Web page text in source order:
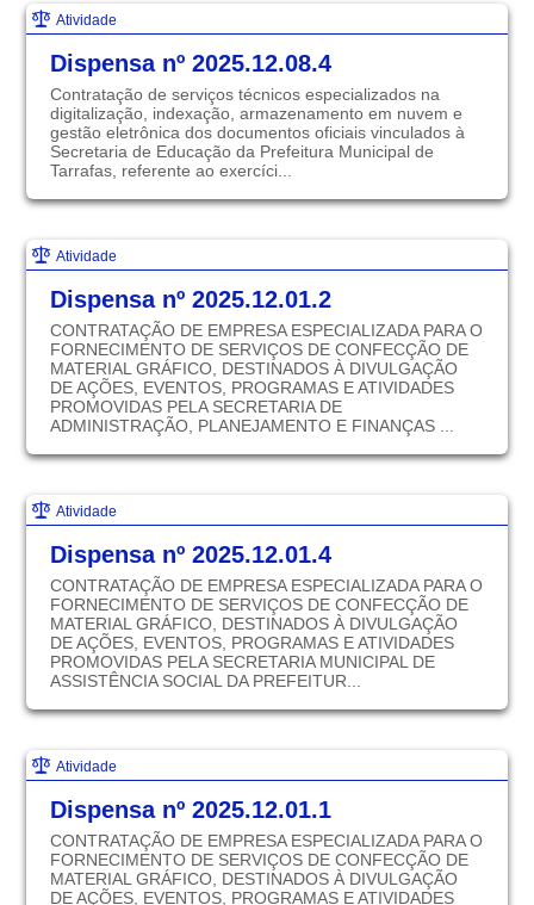
Atividade
Dispensa nº 2025.12.08.4
Contratação de serviços técnicos especializados na
digitalização, indexação, armazenamento em nuvem e
gestão eletrônica dos documentos oficiais vinculados à
Secretaria de Educação da Prefeitura Municipal de
Tarrafas, referente ao exercíci...
Atividade
Dispensa nº 2025.12.01.2
CONTRATAÇÃO DE EMPRESA ESPECIALIZADA PARA O
FORNECIMENTO DE SERVIÇOS DE CONFECÇÃO DE
MATERIAL GRÁFICO, DESTINADOS À DIVULGAÇÃO
DE AÇÕES, EVENTOS, PROGRAMAS E ATIVIDADES
PROMOVIDAS PELA SECRETARIA DE
ADMINISTRAÇÃO, PLANEJAMENTO E FINANÇAS ...
Atividade
Dispensa nº 2025.12.01.4
CONTRATAÇÃO DE EMPRESA ESPECIALIZADA PARA O
FORNECIMENTO DE SERVIÇOS DE CONFECÇÃO DE
MATERIAL GRÁFICO, DESTINADOS À DIVULGAÇÃO
DE AÇÕES, EVENTOS, PROGRAMAS E ATIVIDADES
PROMOVIDAS PELA SECRETARIA MUNICIPAL DE
ASSISTÊNCIA SOCIAL DA PREFEITUR...
Atividade
Dispensa nº 2025.12.01.1
CONTRATAÇÃO DE EMPRESA ESPECIALIZADA PARA O
FORNECIMENTO DE SERVIÇOS DE CONFECÇÃO DE
MATERIAL GRÁFICO, DESTINADOS À DIVULGAÇÃO
DE AÇÕES, EVENTOS, PROGRAMAS E ATIVIDADES